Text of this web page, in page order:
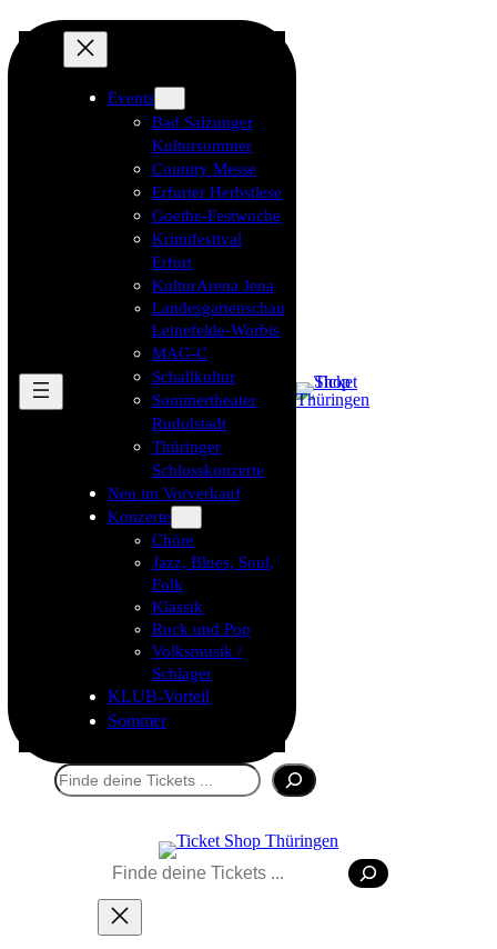
Events
Bad Salzunger
Kultursommer
Country Messe
Erfurter Herbstlese
Goethe-Festwoche
Krimifestival
Erfurt
KulturArena Jena
Landesgartenschau
Leinefelde-Worbis
MAG-C
Schallkultur
Sommertheater
Rudolstadt
Thüringer
Schlosskonzerte
Neu im Vorverkauf
Konzerte
Chöre
Jazz, Blues, Soul,
Folk
Klassik
Rock und Pop
Volksmusik /
Schlager
KLUB-Vorteil
Sommer
Suchen
Suchen